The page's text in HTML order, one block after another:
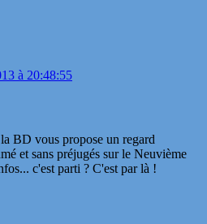
à 20:48:55
BD vous propose un regard
et sans préjugés sur le Neuvième
c'est parti ? C'est par là !